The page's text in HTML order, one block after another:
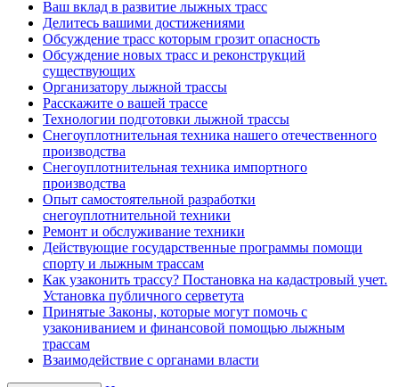
Ваш вклад в развитие лыжных трасс
Делитесь вашими достижениями
Обсуждение трасс которым грозит опасность
Обсуждение новых трасс и реконструкций
существующих
Организатору лыжной трассы
Расскажите о вашей трассе
Технологии подготовки лыжной трассы
Снегоуплотнительная техника нашего отечественного
производства
Снегоуплотнительная техника импортного
производства
Опыт самостоятельной разработки
снегоуплотнительной техники
Ремонт и обслуживание техники
Действующие государственные программы помощи
спорту и лыжным трассам
Как узаконить трассу? Постановка на кадастровый учет.
Установка публичного серветута
Принятые Законы, которые могут помочь с
узакониванием и финансовой помощью лыжным
трассам
Взаимодействие с органами власти